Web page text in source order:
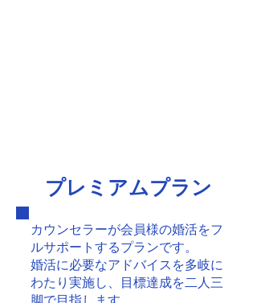
プレミアムプラン
カウンセラーが会員様の婚活をフ
ルサポートするプランです。
婚活に必要なアドバイスを多岐に
わたり実施し、目標達成を二人三
脚で目指します。